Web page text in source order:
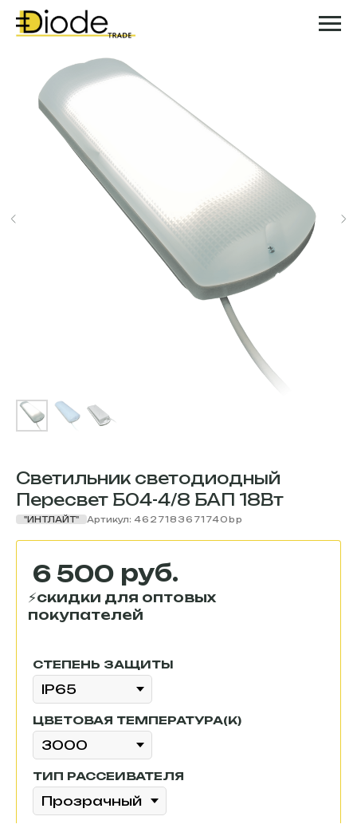
Светильник светодиодный
Пересвет Б04-4/8 БАП 18Вт
"ИНТЛАЙТ" Артикул: 4627183671740bp
6 500 руб.
СТЕПЕНЬ ЗАЩИТЫ
ЦВЕТОВАЯ ТЕМПЕРАТУРА(К)
ТИП РАССЕИВАТЕЛЯ